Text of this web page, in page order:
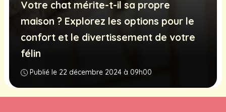
Votre chat mérite-t-il sa propre
maison ? Explorez les options pour le
confort et le divertissement de votre
félin
Publié le 22 décembre 2024 à 09h00